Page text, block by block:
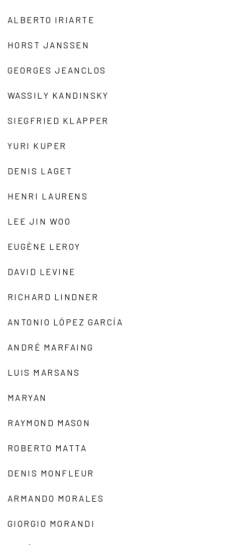
ALBERTO IRIARTE
HORST JANSSEN
GEORGES JEANCLOS
WASSILY KANDINSKY
SIEGFRIED KLAPPER
YURI KUPER
DENIS LAGET
HENRI LAURENS
LEE JIN WOO
EUGÈNE LEROY
DAVID LEVINE
RICHARD LINDNER
ANTONIO LÓPEZ GARCÍA
ANDRÉ MARFAING
LUIS MARSANS
MARYAN
RAYMOND MASON
ROBERTO MATTA
DENIS MONFLEUR
ARMANDO MORALES
GIORGIO MORANDI